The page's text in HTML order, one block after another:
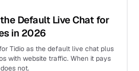
Default Live Chat for
in 2026
Tidio as the default live chat plus
with website traffic. When it pays
not.